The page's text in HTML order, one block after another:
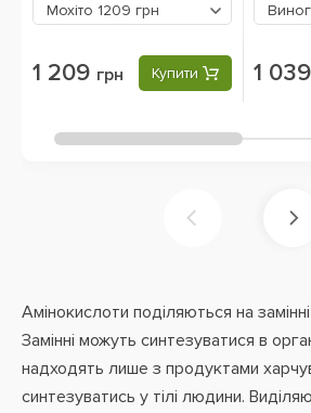
Мохіто 1209 грн
1 209 грн Купити 1 039
Амінокислоти поділяються на замінні
Замінні можуть синтезуватися в
надходять лише з продуктами
синтезуватись у тілі людини.